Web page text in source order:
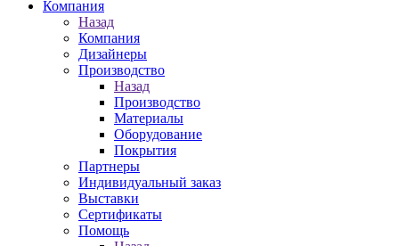
Компания
Назад
Компания
Дизайнеры
Производство
Назад
Производство
Материалы
Оборудование
Покрытия
Партнеры
Индивидуальный заказ
Выставки
Сертификаты
Помощь